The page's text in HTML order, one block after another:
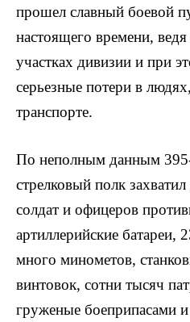
прошел славный боевой
настоящего времени,
участках дивизии и при
серьезные потери в
транспорте.
По неполным данным
стрелковый полк
солдат и офицеров
артиллерийские батареи,
много минометов,
винтовок, сотни тысяч
груженые боеприпасами